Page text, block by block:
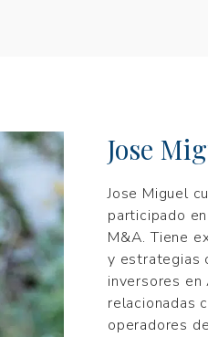
Jose
Jose Miguel
participado
M&A. Tiene
y estrategias
inversores en
relacionadas
operadores